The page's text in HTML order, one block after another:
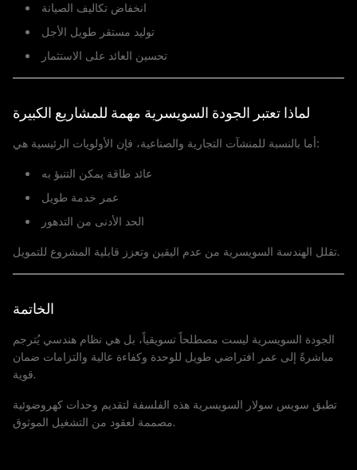
انخفاض تكاليف الصيانة
توليد مستقر طويل الأجل
تحسين العائد على الاستثمار
لماذا تعتبر الجودة السويسرية مهمة للمشاريع الكبيرة
أما بالنسبة للمنشآت التجارية والصناعية، فإن الأولويات الرئيسية هي:
عائد طاقة يمكن التنبؤ به
عمر خدمة طويل
الحد الأدنى من التدهور
تقلل الهندسة السويسرية من عدم اليقين وتعزز قابلية المشروع للتمويل.
الخاتمة
الجودة السويسرية ليست مصطلحاً تسويقياً، بل هي نظام هندسي يُترجم
مباشرةً إلى عمر افتراضي طويل للوحدة وكفاءة عالية والتزامات ضمان
قوية.
تطبق سويس سولار السويسرية هذه الفلسفة لتقديم وحدات كهروضوئية
مصممة لعقود من التشغيل الموثوق.